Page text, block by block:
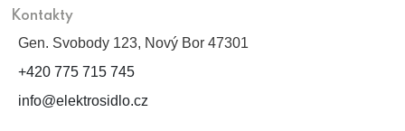
Kontakty
Gen. Svobody 123, Nový Bor 47301
+420 775 715 745
info@elektrosidlo.cz